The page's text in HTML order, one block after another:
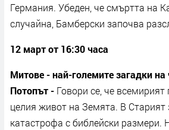
Германия. Убеден, че смъртта на
случайна, Бамберски започва
12 март от 16:30 часа
Митове - най-големите загадки на
Потопът - Говори се, че
целия живот на Земята. В Старият
катастрофа с библейски размери.